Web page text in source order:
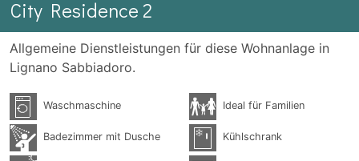
City Residence 2
Allgemeine Dienstleistungen für diese Wohnanlage in
Lignano Sabbiadoro.
Waschmaschine Ideal für Familien
Badezimmer mit Dusche Kühlschrank